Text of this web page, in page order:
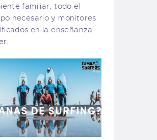
familiar, todo el
necesario y monitores
en la enseñanza